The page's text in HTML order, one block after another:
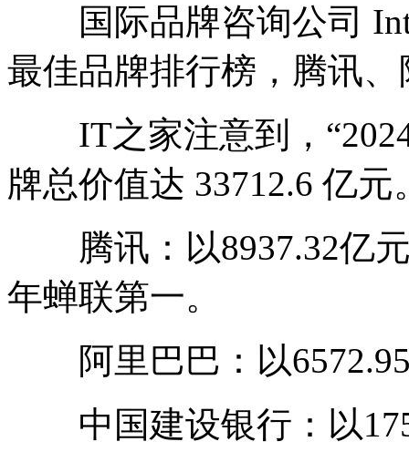
国际品牌咨询公司
最佳品牌排行榜，腾讯
IT之家注意到，“2024
牌总价值达 33712.6 亿元
腾讯：以8937.32亿元
年蝉联第一。
阿里巴巴：以6572.95
中国建设银行：以